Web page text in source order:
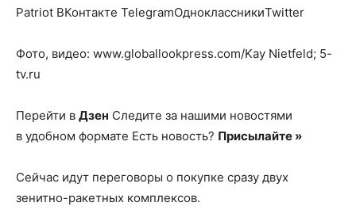
нем
Patriot ВКонтакте TelegramОдноклассникиTwitter
Фото, видео: www.globallookpress.com/Kay Nietfeld; 5-
tv.ru
Перейти в Дзен Следите за нашими новостями
в удобном формате Есть новость? Присылайте »
Сейчас идут переговоры о покупке сразу двух
зенитно-ракетных комплексов.